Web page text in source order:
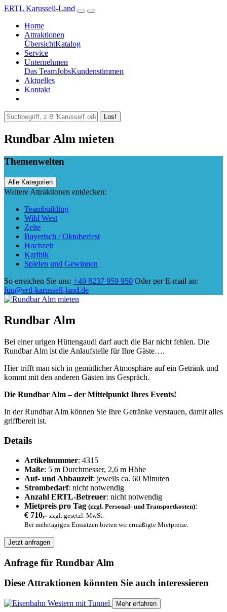
ERTL Karussell-Land
Home
Attraktionen
ÜbersichtKatalog
Service
Unternehmen
Das TeamJobsKundenstimmen
Aktuelles
Kontakt
Los!
Rundbar Alm mieten
Themenwelten
Alle Kategorien
Weitere Attraktionen entdecken:
Teambuilding
Wild West
Zelte
Bayerisch / Oktoberfest
Hochzeit
Karibik
Spielen und Gewinnen
So erreichen Sie uns: +49 8237 959 950 Oder per E-mail an:
fun@ertl-karussell-land.de
Rundbar Alm
Bei einer urigen Hüttengaudi darf auch die Bar nicht fehlen. Die
Rundbar Alm ist die Anlaufstelle für Ihre Gäste….
Hier trifft man sich in gemütlicher Atmosphäre auf ein Getränk und
kommt mit den anderen Gästen ins Gespräch.
Die Rundbar Alm – der Mittelpunkt Ihres Events!
In der Rundbar Alm können Sie Ihre Getränke verstauen, damit alles
griffbereit ist.
Details
Artikelnummer: 4315
Maße: 5 m Durchmesser, 2,6 m Höhe
Auf- und Abbauzeit: jeweils ca. 60 Minuten
Strombedarf: nicht notwendig
Anzahl ERTL-Betreuer: nicht notwendig
Mietpreis pro Tag (zzgl. Personal- und Transportkosten):
€ 710,- zzgl. gesetzl. MwSt.
Bei mehrtägigen Einsätzen bieten wir ermäßigte Mietpreise.
Jetzt anfragen
Anfrage für Rundbar Alm
Diese Attraktionen könnten Sie auch interessieren
Mehr erfahren